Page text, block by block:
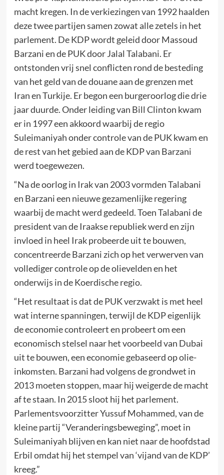
macht kregen. In de verkiezingen van 1992 haalden
deze twee partijen samen zowat alle zetels in het
parlement. De KDP wordt geleid door Massoud
Barzani en de PUK door Jalal Talabani. Er
ontstonden vrij snel conflicten rond de besteding
van het geld van de douane aan de grenzen met
Iran en Turkije. Er begon een burgeroorlog die drie
jaar duurde. Onder leiding van Bill Clinton kwam
er in 1997 een akkoord waarbij de regio
Suleimaniyah onder controle van de PUK kwam en
de rest van het gebied aan de KDP van Barzani
werd toegewezen.
“Na de oorlog in Irak van 2003 vormden Talabani
en Barzani een nieuwe gezamenlijke regering
waarbij de macht werd gedeeld. Toen Talabani de
president van de Iraakse republiek werd en zijn
invloed in heel Irak probeerde uit te bouwen,
concentreerde Barzani zich op het verwerven van
vollediger controle op de olievelden en het
onderwijs in de Koerdische regio.
“Het resultaat is dat de PUK verzwakt is met heel
wat interne spanningen, terwijl de KDP eigenlijk
de economie controleert en probeert om een
economisch stelsel naar het voorbeeld van Dubai
uit te bouwen, een economie gebaseerd op olie-
inkomsten. Barzani had volgens de grondwet in
2013 moeten stoppen, maar hij weigerde de macht
af te staan. In 2015 sloot hij het parlement.
Parlementsvoorzitter Yussuf Mohammed, van de
kleine partij “Veranderingsbeweging”, moet in
Suleimaniyah blijven en kan niet naar de hoofdstad
Erbil omdat hij het stempel van ‘vijand van de KDP’
kreeg.”